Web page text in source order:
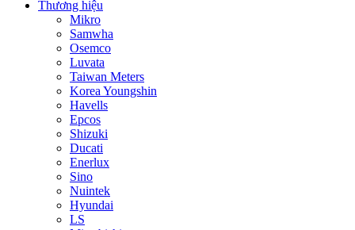
Thương hiệu
Mikro
Samwha
Osemco
Luvata
Taiwan Meters
Korea Youngshin
Havells
Epcos
Shizuki
Ducati
Enerlux
Sino
Nuintek
Hyundai
LS